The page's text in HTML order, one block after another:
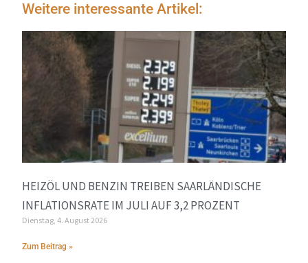
Weitere interessante Artikel:
HEIZÖL UND BENZIN TREIBEN SAARLÄNDISCHE
INFLATIONSRATE IM JULI AUF 3,2 PROZENT
Dienstag, 4. August 2026
Zum Beitrag »